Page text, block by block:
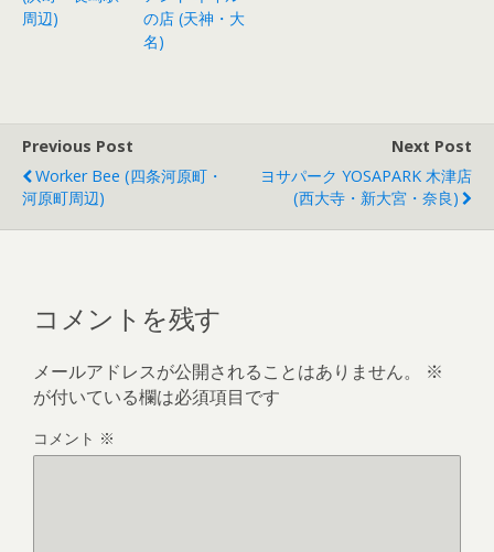
周辺)
の店 (天神・大
名)
Previous Post
Worker Bee (四条河原町・
河原町周辺)
Next Post
ヨサパーク YOSAPARK 木津店
(西大寺・新大宮・奈良)
コメントを残す
メールアドレスが公開されることはありません。
※
が付いている欄は必須項目です
コメント ※